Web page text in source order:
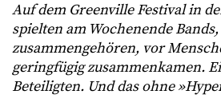
Auf dem Greenville Festival in
spielten am Wochenende
zusammengehören, vor
geringfügig zusammenkamen.
Beteiligten. Und das ohne